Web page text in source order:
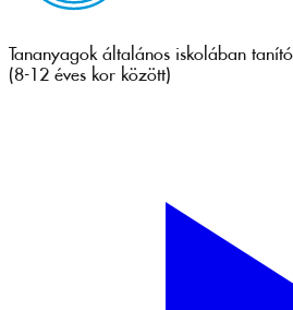
Tananyagok általános iskolában
(8-12 éves kor között)